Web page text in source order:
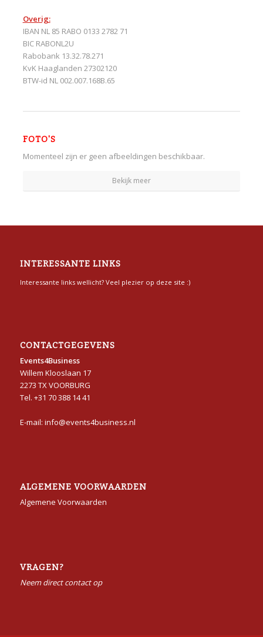
Overig:
IBAN NL 85 RABO 0133 2782 71
BIC RABONL2U
Rabobank 13.32.78.271
KvK Haaglanden 27302120
BTW-id NL 002.007.168B.65
FOTO'S
Momenteel zijn er geen afbeeldingen beschikbaar.
Bekijk meer
INTERESSANTE LINKS
Interessante links wellicht? Veel plezier op deze site :)
CONTACTGEGEVENS
Events4Business
Willem Klooslaan 17
2273 TX VOORBURG
Tel. +31 70 388 14 41
E-mail: info@events4business.nl
ALGEMENE VOORWAARDEN
Algemene Voorwaarden
VRAGEN?
Neem direct contact op